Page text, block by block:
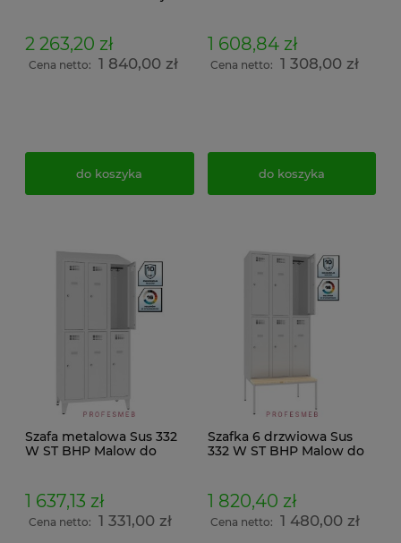
ławeczką wysuwaną i
daszkiem wymiar
239x90x74,5cm
2 263,20 zł
Cena netto: 1 840,00 zł
do koszyka
200x90x50cm
1 608,84 zł
Cena netto: 1 308,00 zł
do koszyka
Szafa metalowa Sus 332
W ST BHP Malow do
z daszkiem wymiar
214x90x50cm
1 637,13 zł
Cena netto: 1 331,00 zł
Szafka 6 drzwiowa Sus
332 W ST BHP Malow do
stałej drewnianej P 333
wymiar 219x90x74,5cm
1 820,40 zł
Cena netto: 1 480,00 zł